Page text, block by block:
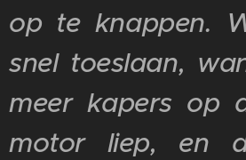
op te knappen.
snel toeslaan,
meer kapers op
motor liep, en